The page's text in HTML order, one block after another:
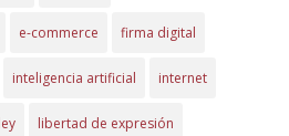
e-commerce firma digital
inteligencia artificial internet
ley libertad de expresión